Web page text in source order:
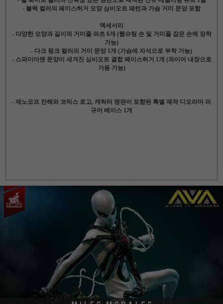
- 블랙 컬러의 페이스허거 모양 심비오트 패턴과 가슴 거미 문양 포함
액세서리
- 다양한 모양과 길이의 거미줄 파츠 6개 (웹슈팅 손 및 거미줄 잡은 손에 장착
가능)
- 다크 핑크 컬러의 거미 문양 1개 (가슴에 자석으로 부착 가능)
- 스파이더맨 문양이 새겨진 심비오트 결합 페이스허거 1개 (와이어 내장으로
가동 가능)
- 제노모프 잔해와 코믹스 로고, 캐릭터 명판이 포함된 특별 제작 디오라마 피
규어 베이스 1개